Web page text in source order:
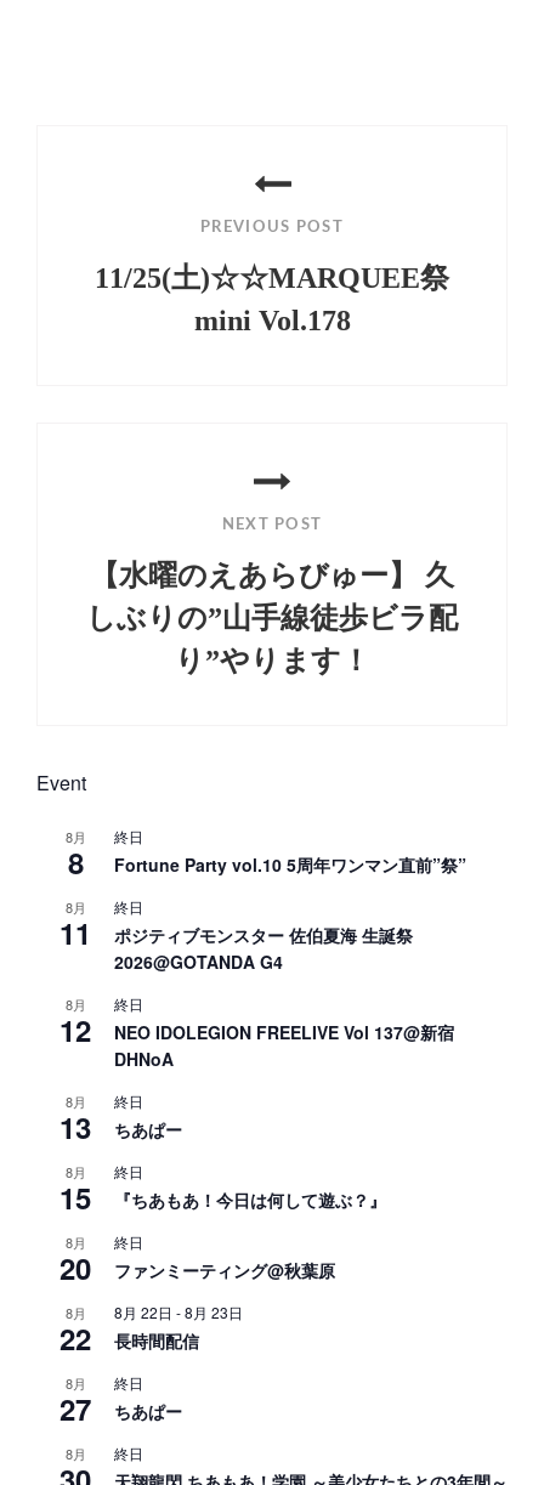
PREVIOUS POST
11/25(土)☆☆MARQUEE祭
mini Vol.178
NEXT POST
【水曜のえあらびゅー】 久
しぶりの”山手線徒歩ビラ配
り”やります！
Event
8月
8
終日
Fortune Party vol.10 5周年ワンマン直前”祭”
8月
11
終日
ポジティブモンスター 佐伯夏海 生誕祭
2026@GOTANDA G4
8月
12
終日
NEO IDOLEGION FREELIVE Vol 137@新宿
DHNoA
8月
13
終日
ちあぱー
8月
15
終日
『ちあもあ！今日は何して遊ぶ？』
8月
20
終日
ファンミーティング@秋葉原
8月
22
8月 22日 -8月 23日
長時間配信
8月
27
終日
ちあぱー
8月 終日